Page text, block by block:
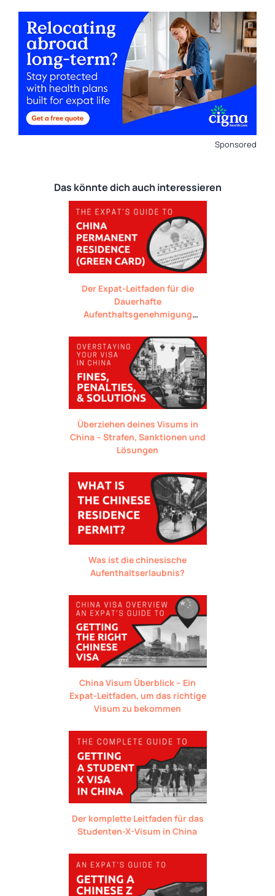
Sponsored
Das könnte dich auch interessieren
Der Expat-Leitfaden für die
Dauerhafte
Aufenthaltsgenehmigung
Überziehen deines Visums in
China – Strafen, Sanktionen und
Lösungen
Was ist die chinesische
Aufenthaltserlaubnis?
China Visum Überblick – Ein
Expat-Leitfaden, um das richtige
Visum zu bekommen
Der komplette Leitfaden für das
Studenten-X-Visum in China